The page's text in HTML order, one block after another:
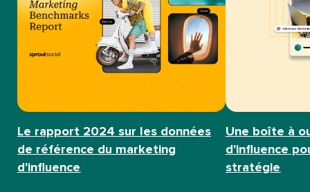
Le rapport 2024 sur les données
de référence du marketing
d'influence​​
Une boîte à
d'influence
stratégie​​